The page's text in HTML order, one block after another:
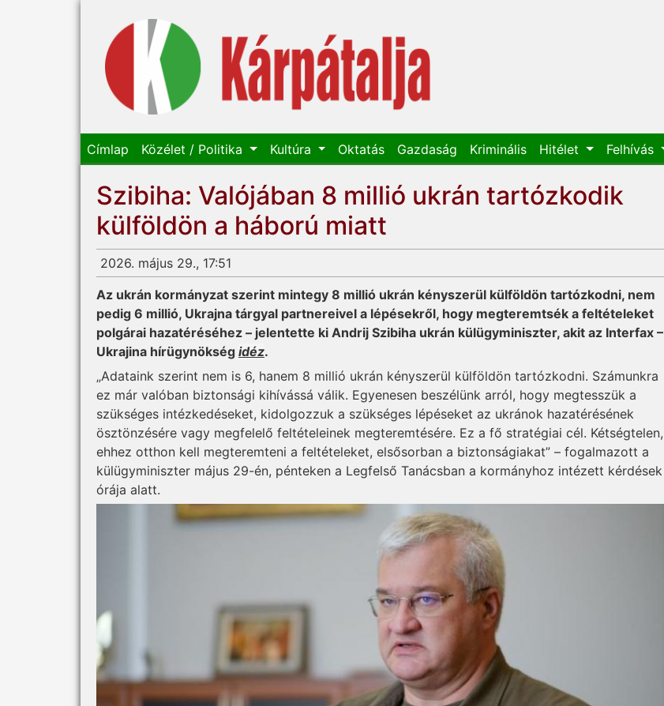
Címlap Közélet / Politika Kultúra Oktatás Gazdaság Kriminális Hitélet Felhívás
Szibiha: Valójában 8 millió ukrán tartózkodik
külföldön a háború miatt
2026. május 29., 17:51
Az ukrán kormányzat szerint mintegy 8 millió ukrán kényszerül külföldön tartózkodni, nem
pedig 6 millió, Ukrajna tárgyal partnereivel a lépésekről, hogy megteremtsék a feltételeket
polgárai hazatéréséhez – jelentette ki Andrij Szibiha ukrán külügyminiszter, akit az Interfax –
Ukrajina hírügynökség idéz.
„Adataink szerint nem is 6, hanem 8 millió ukrán kényszerül külföldön tartózkodni. Számunkra
ez már valóban biztonsági kihívássá válik. Egyenesen beszélünk arról, hogy megtesszük a
szükséges intézkedéseket, kidolgozzuk a szükséges lépéseket az ukránok hazatérésének
ösztönzésére vagy megfelelő feltételeinek megteremtésére. Ez a fő stratégiai cél. Kétségtelen,
ehhez otthon kell megteremteni a feltételeket, elsősorban a biztonságiakat” – fogalmazott a
külügyminiszter május 29-én, pénteken a Legfelső Tanácsban a kormányhoz intézett kérdések
órája alatt.